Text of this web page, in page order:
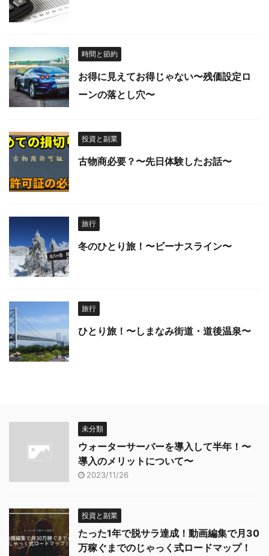
時間と節約
お得に見えてお得じゃない〜残価設定ロ
ーンの落とし穴〜
投資と副業
古物商必要？〜先日体験したお話〜
旅行
冬のひとり旅！〜ビーナスライン〜
旅行
ひとり旅！〜しまなみ街道・道後温泉〜
未分類
ウォーターサーバーを導入して半年！〜
導入のメリットについて〜
2023/11/26
投資と副業
たった1年で脱サラ達成！動画編集で月30
万稼ぐまでのじゃっく式ロードマップ！